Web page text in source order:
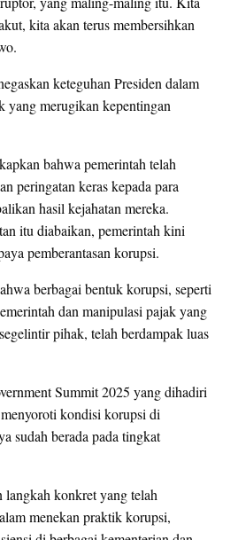
kita akan terus membersihkan
keteguhan Presiden dalam
yang merugikan kepentingan
bahwa pemerintah telah
peringatan keras kepada para
hasil kejahatan mereka.
itu diabaikan, pemerintah kini
pemberantasan korupsi.
berbagai bentuk korupsi, seperti
dan manipulasi pajak yang
pihak, telah berdampak luas
Summit 2025 yang dihadiri
kondisi korupsi di
sudah berada pada tingkat
langkah konkret yang telah
menekan praktik korupsi,